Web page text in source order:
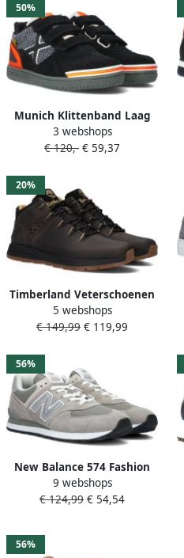
50%
Munich Klittenband Laag
Klittenband Laag
donkergrijs
3 webshops
€ 120,- € 59,37
20%
Timberland Veterschoenen
SPRINT TREKKERMID LACE
UP SNEAKER
sneakerboots winterlaarzen
5 webshops
€ 149,99 € 119,99
56%
New Balance 574 Fashion
sneakers Schoenen grey
maat: 47.5 beschikbare
9 webshops
€ 124,99 € 54,54
56%